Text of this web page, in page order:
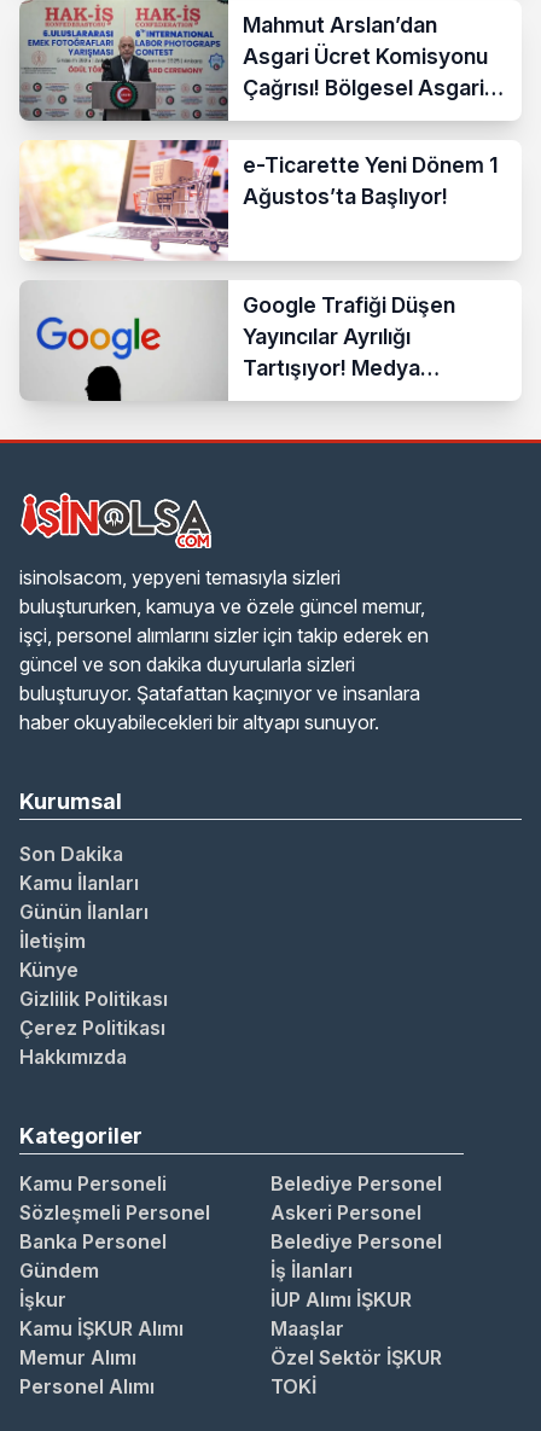
Mahmut Arslan’dan
Asgari Ücret Komisyonu
Çağrısı! Bölgesel Asgari
Ücrete Sert Tepki
e-Ticarette Yeni Dönem 1
Ağustos’ta Başlıyor!
Google Trafiği Düşen
Yayıncılar Ayrılığı
Tartışıyor! Medya
Sektöründe Yeni Dönem
isinolsacom, yepyeni temasıyla sizleri
buluştururken, kamuya ve özele güncel memur,
işçi, personel alımlarını sizler için takip ederek en
güncel ve son dakika duyurularla sizleri
buluşturuyor. Şatafattan kaçınıyor ve insanlara
haber okuyabilecekleri bir altyapı sunuyor.
Kurumsal
Son Dakika
Kamu İlanları
Günün İlanları
İletişim
Künye
Gizlilik Politikası
Çerez Politikası
Hakkımızda
Kategoriler
Kamu Personeli
Belediye Personel
Sözleşmeli Personel
Askeri Personel
Banka Personel
Belediye Personel
Gündem
İş İlanları
İşkur
İUP Alımı İŞKUR
Kamu İŞKUR Alımı
Maaşlar
Memur Alımı
Özel Sektör İŞKUR
Personel Alımı
TOKİ